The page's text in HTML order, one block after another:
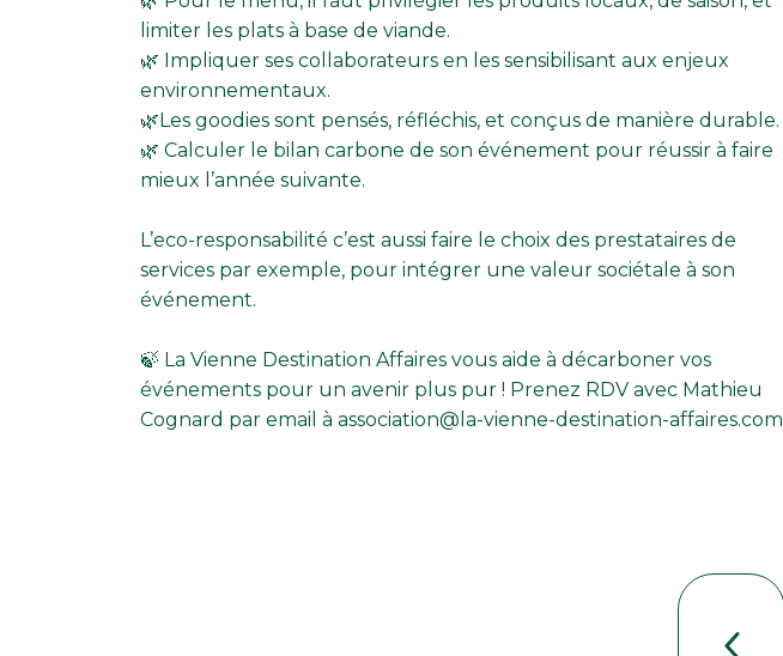
limiter les plats à base de viande.
🌿 Impliquer ses collaborateurs en les sensibilisant aux enjeux
environnementaux.
🌿Les goodies sont pensés, réfléchis, et conçus de manière durable.
🌿 Calculer le bilan carbone de son événement pour réussir à faire
mieux l’année suivante.
L’eco-responsabilité c’est aussi faire le choix des prestataires de
services par exemple, pour intégrer une valeur sociétale à son
événement.
🍃 La Vienne Destination Affaires vous aide à décarboner vos
événements pour un avenir plus pur ! Prenez RDV avec Mathieu
Cognard par email à association@la-vienne-destination-affaires.com